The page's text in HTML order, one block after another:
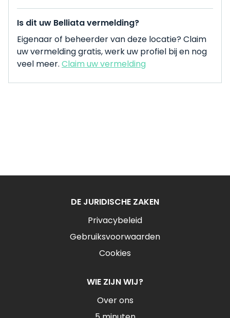
Is dit uw Belliata vermelding?
Eigenaar of beheerder van deze locatie? Claim
uw vermelding gratis, werk uw profiel bij en nog
veel meer. Claim uw vermelding
DE JURIDISCHE ZAKEN
Privacybeleid
Gebruiksvoorwaarden
Cookies
WIE ZIJN WIJ?
Over ons